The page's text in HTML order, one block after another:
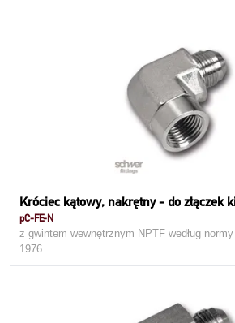
Króciec kątowy, nakrętny - do złączek
pC-FE-N
z gwintem wewnętrznym NPTF według
1976